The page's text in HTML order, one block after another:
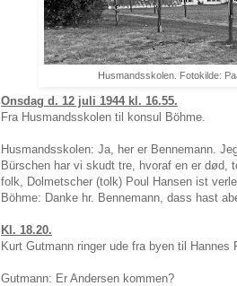
Husmandsskolen. Fotokilde:
Onsdag d. 12 juli 1944 kl. 16.55.
Fra Husmandsskolen til konsul Böhme.
Husmandsskolen: Ja, her er Bennemann.
Bürschen har vi skudt tre, hvoraf en er død,
folk, Dolmetscher (tolk) Poul Hansen ist
Böhme: Danke hr. Bennemann, dass hast
Kl. 18.20.
Kurt Gutmann ringer ude fra byen til Hannes
Gutmann: Er Andersen kommen?